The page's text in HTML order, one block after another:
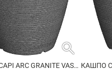
search
КАШПО CAPI ARC GRANITE VASE ELEGANT ANTHRACITE